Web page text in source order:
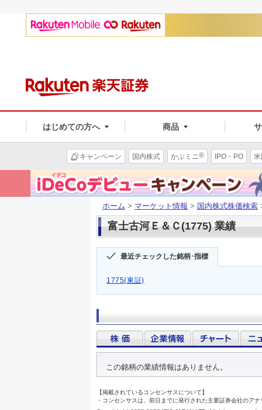
はじめての方へ 商品
キャンペーン 国内株式 かぶミニ® IPO・PO
ホーム > マーケット情報 > 国内株式株価検索
富士古河Ｅ＆Ｃ(1775) 業績
最近チェックした銘柄･指標
1775(東証)